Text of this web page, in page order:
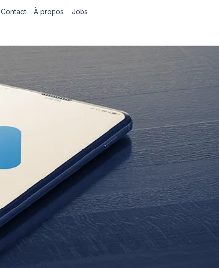
Contact À propos Jobs